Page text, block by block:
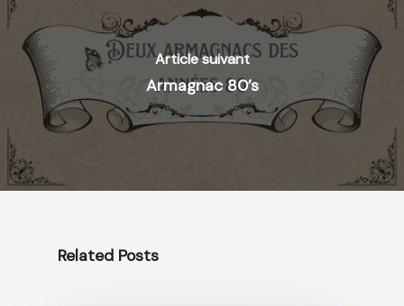
Article suivant
Armagnac 80’s
Related Posts